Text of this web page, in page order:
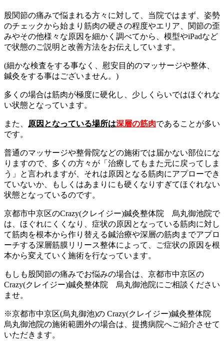
股関節の痛みで悩まれる方々に対して、当院ではまず、姿勢
のチェックから始まり筋肉の硬さの程度やエリア、関節の歪
みやその他様々な原因を細かく調べてから、模型やiPadなど
で状態のご説明と改善方法をお伝えしています。
(細かな検査をする事なく、慰安目的のマッサージや整体、
鍼灸をする事はございません。)
多くの場合は筋肉が極度に硬化し、少しくらいではほぐれな
い状態となっています。
また、 原因となっている場所は深層の筋肉であることが多い
です。
普通のマッサージや整骨院などの施術では届かない部位にな
りますので、多くの方々が「治療してもまた元に戻ってしま
う」と言われますが、それは原因となる筋肉にアプローでき
ていないか、もしくはあまりにも硬くなりすぎてほぐれない
状態となっているのです。
京都市中京区のCrazy(クレイジー)鍼灸整体院 烏丸御池院で
は、ほぐれにくくなり、症状の原因となっている筋肉に対し
て筋肉を根本から作り替える鍼治療や深層の筋肉までアプロ
ーチする深層筋膜リリース整体によって、ご症状の原因を根
本から変えていく施術を行なっています。
もしも股関節の痛みでお悩みの場合は、京都市中京区の
Crazy(クレイジー)鍼灸整体院 烏丸御池院にご相談ください
ませ。
※京都市中京区(烏丸御池)の Crazy(クレイジー)鍼灸整体院
烏丸御池院の施術範囲外の場合は、提携病院へご紹介させて
いただきます。